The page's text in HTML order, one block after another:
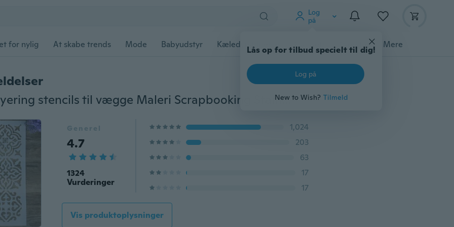
Log
på
Lås op for tilbud specielt til dig!
Log på
New to Wish? Tilmeld
for nylig At skabe trends Mode Babyudstyr Kæledyrstilbehør Gadgets Værktøj Mere
DIY Craft Layering stencils til vægge Maleri Scrapbooking Stamping Stamp Album Dekorativ prægning Papirkort Blomsterskabelon
Generel
4.7
1324
Vurderinger
1,024
203
63
17
17
Vis produktoplysninger